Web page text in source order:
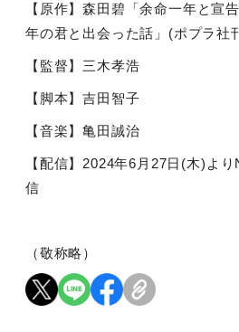
【原作】森田碧「余命一年と宣
年の君と出会った話」 (ポプラ社
【監督】三木孝浩
【脚本】吉田智子
【音楽】亀田誠治
【配信】 2024年6 月 27日 (木) より
信
（敬称略）